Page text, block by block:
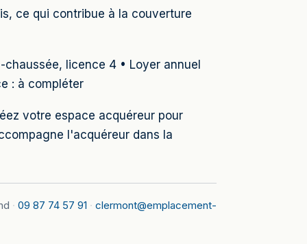
ce qui contribue à la couverture
licence 4 • Loyer annuel
: à compléter
votre espace acquéreur pour
l'acquéreur dans la
· 09 87 74 57 91 · clermont@emplacement-